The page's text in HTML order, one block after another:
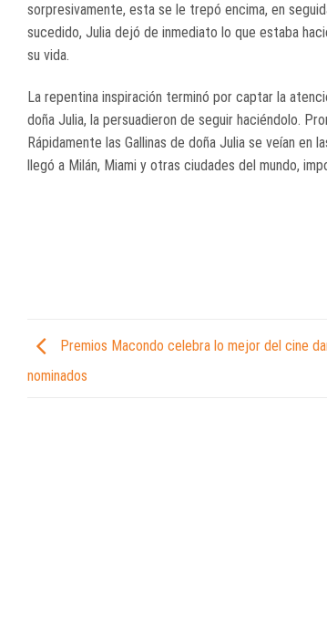
sorpresivamente, esta se le trepó encima, en
sucedido, Julia dejó de inmediato lo que estaba
su vida.
La repentina inspiración terminó por captar la
doña Julia, la persuadieron de seguir haciéndolo.
Rápidamente las Gallinas de doña Julia se veían
llegó a Milán, Miami y otras ciudades del mundo,
Premios Macondo celebra lo mejor del cine
nominados